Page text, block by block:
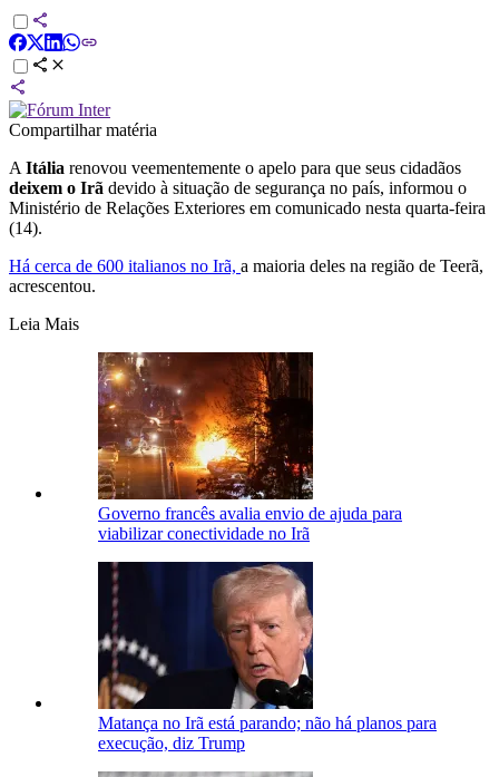
Compartilhar matéria
A Itália renovou veementemente o apelo para que seus cidadãos
deixem o Irã devido à situação de segurança no país, informou o
Ministério de Relações Exteriores em comunicado nesta quarta-feira
(14).
Há cerca de 600 italianos no Irã, a maioria deles na região de Teerã,
acrescentou.
Leia Mais
Governo francês avalia envio de ajuda para
viabilizar conectividade no Irã
Matança no Irã está parando; não há planos para
execução, diz Trump